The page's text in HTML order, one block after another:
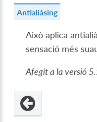
Antialiàsing
Això aplica
sensació més
Afegit a la versió